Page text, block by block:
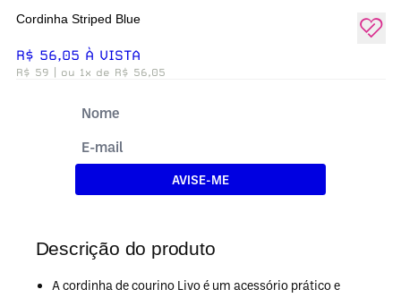
Descrição do produto
A cordinha de courino Livo é um acessório prático e
Cordinha Striped Blue
R$ 56,05 À VISTA
R$ 59 | ou 1x de R$ 56,05
AVISE-ME